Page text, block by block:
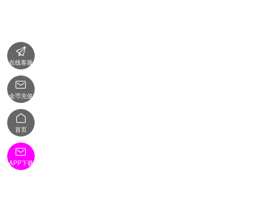

在线客服

金币充值

首页

APP下载